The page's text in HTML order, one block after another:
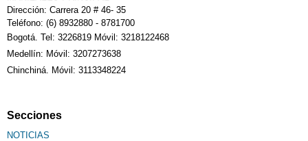
Dirección: Carrera 20 # 46- 35
Teléfono: (6) 8932880 - 8781700
Bogotá. Tel: 3226819 Móvil: 3218122468
Medellín: Móvil: 3207273638
Chinchiná. Móvil: 3113348224
Secciones
NOTICIAS